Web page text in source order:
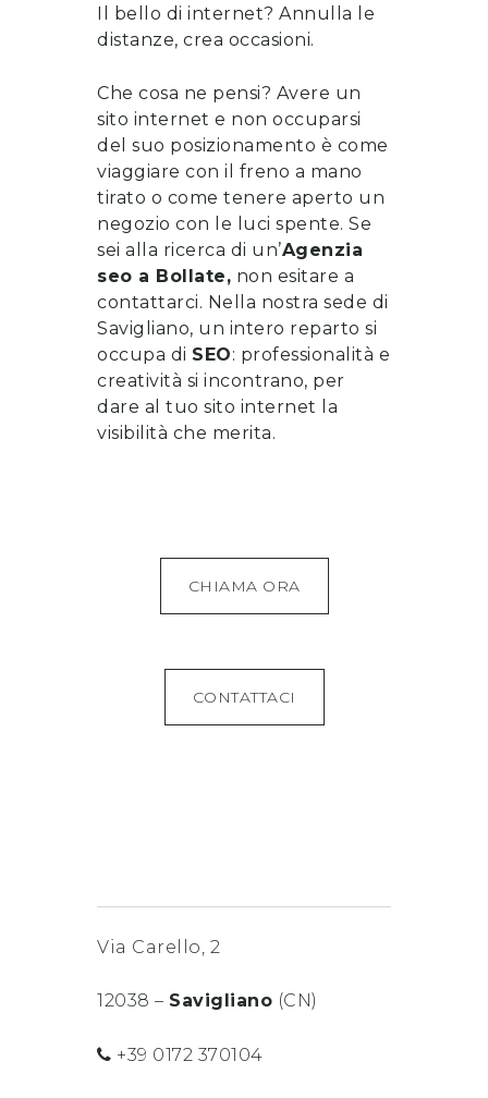
Il bello di internet? Annulla le
distanze, crea occasioni.
Che cosa ne pensi? Avere un
sito internet e non occuparsi
del suo posizionamento è come
viaggiare con il freno a mano
tirato o come tenere aperto un
negozio con le luci spente. Se
sei alla ricerca di un’Agenzia
seo a Bollate, non esitare a
contattarci. Nella nostra sede di
Savigliano, un intero reparto si
occupa di SEO: professionalità e
creatività si incontrano, per
dare al tuo sito internet la
visibilità che merita.
CHIAMA ORA
CONTATTACI
Via Carello, 2
12038 – Savigliano (CN)
+39 0172 370104